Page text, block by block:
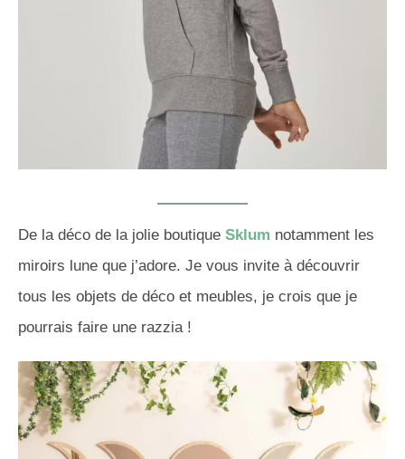
De la déco de la jolie boutique Sklum notamment les
miroirs lune que j’adore. Je vous invite à découvrir
tous les objets de déco et meubles, je crois que je
pourrais faire une razzia !